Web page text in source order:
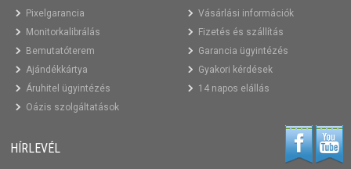
Pixelgarancia
Monitorkalibrálás
Bemutatóterem
Ajándékkártya
Áruhitel ügyintézés
Oázis szolgáltatások
Vásárlási információk
Fizetés és szállítás
Garancia ügyintézés
Gyakori kérdések
14 napos elállás
HÍRLEVÉL